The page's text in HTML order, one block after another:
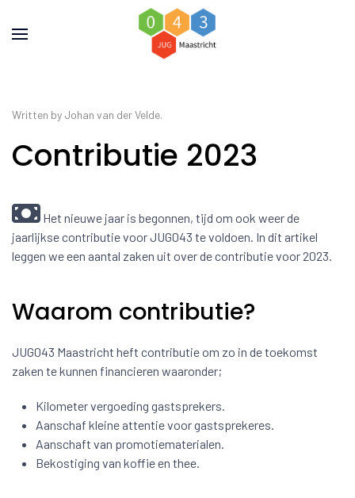
Written by Johan van der Velde.
Contributie 2023
Het nieuwe jaar is begonnen, tijd om ook weer de
jaarlijkse contributie voor JUG043 te voldoen. In dit artikel
leggen we een aantal zaken uit over de contributie voor 2023.
Waarom contributie?
JUG043 Maastricht heft contributie om zo in de toekomst
zaken te kunnen financieren waaronder;
Kilometer vergoeding gastsprekers.
Aanschaf kleine attentie voor gastsprekeres.
Aanschaft van promotiematerialen.
Bekostiging van koffie en thee.